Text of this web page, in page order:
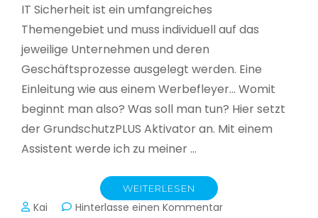
IT Sicherheit ist ein umfangreiches
Themengebiet und muss individuell auf das
jeweilige Unternehmen und deren
Geschäftsprozesse ausgelegt werden. Eine
Einleitung wie aus einem Werbefleyer… Womit
beginnt man also? Was soll man tun? Hier setzt
der GrundschutzPLUS Aktivator an. Mit einem
Assistent werde ich zu meiner …
WEITERLESEN
Kai Hinterlasse einen Kommentarzu